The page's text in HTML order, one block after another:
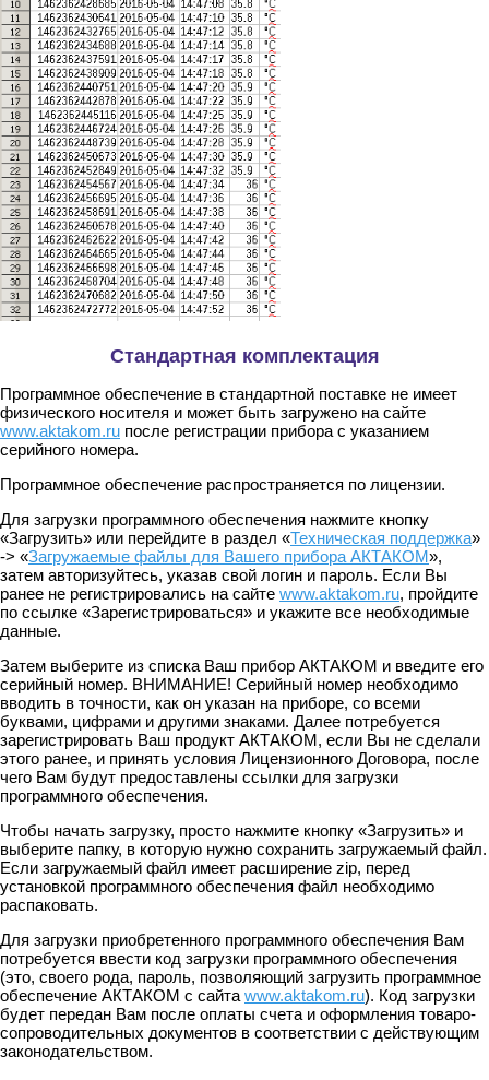
Стандартная комплектация
Программное обеспечение в стандартной поставке не имеет
физического носителя и может быть загружено на сайте
www.aktakom.ru после регистрации прибора с указанием
серийного номера.
Программное обеспечение распространяется по лицензии.
Для загрузки программного обеспечения нажмите кнопку
«Загрузить» или перейдите в раздел «Техническая поддержка»
-> «Загружаемые файлы для Вашего прибора АКТАКОМ»,
затем авторизуйтесь, указав свой логин и пароль. Если Вы
ранее не регистрировались на сайте www.aktakom.ru, пройдите
по ссылке «Зарегистрироваться» и укажите все необходимые
данные.
Затем выберите из списка Ваш прибор АКТАКОМ и введите его
серийный номер. ВНИМАНИЕ! Серийный номер необходимо
вводить в точности, как он указан на приборе, со всеми
буквами, цифрами и другими знаками. Далее потребуется
зарегистрировать Ваш продукт АКТАКОМ, если Вы не сделали
этого ранее, и принять условия Лицензионного Договора, после
чего Вам будут предоставлены ссылки для загрузки
программного обеспечения.
Чтобы начать загрузку, просто нажмите кнопку «Загрузить» и
выберите папку, в которую нужно сохранить загружаемый файл.
Если загружаемый файл имеет расширение zip, перед
установкой программного обеспечения файл необходимо
распаковать.
Для загрузки приобретенного программного обеспечения Вам
потребуется ввести код загрузки программного обеспечения
(это, своего рода, пароль, позволяющий загрузить программное
обеспечение АКТАКОМ с сайта www.aktakom.ru). Код загрузки
будет передан Вам после оплаты счета и оформления товаро-
сопроводительных документов в соответствии с действующим
законодательством.